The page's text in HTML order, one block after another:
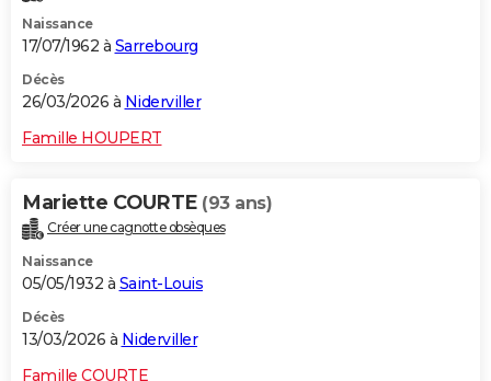
Naissance
17/07/1962 à Sarrebourg
Décès
26/03/2026 à Niderviller
Famille HOUPERT
Mariette COURTE (93 ans)
Créer une cagnotte obsèques
Naissance
05/05/1932 à Saint-Louis
Décès
13/03/2026 à Niderviller
Famille COURTE